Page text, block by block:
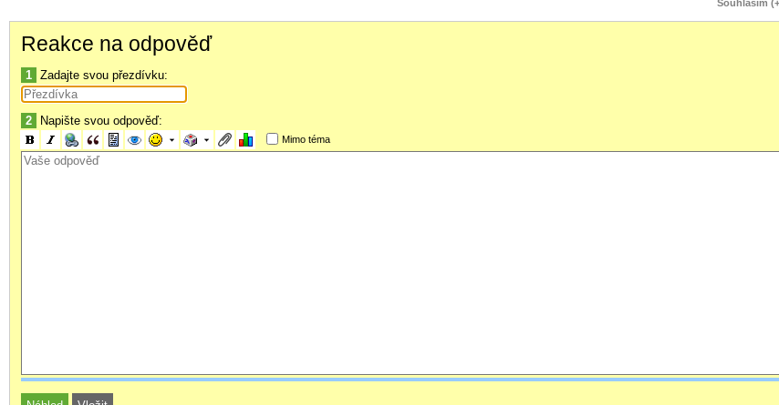
Souhlasím
Reakce na odpověď
1 Zadajte svou přezdívku:
2 Napište svou odpověď:
Mimo téma